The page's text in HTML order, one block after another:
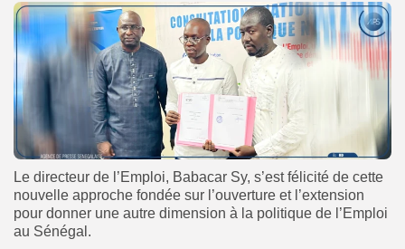
Le directeur de l’Emploi, Babacar Sy, s’est félicité de cette
nouvelle approche fondée sur l’ouverture et l’extension
pour donner une autre dimension à la politique de l’Emploi
au Sénégal.